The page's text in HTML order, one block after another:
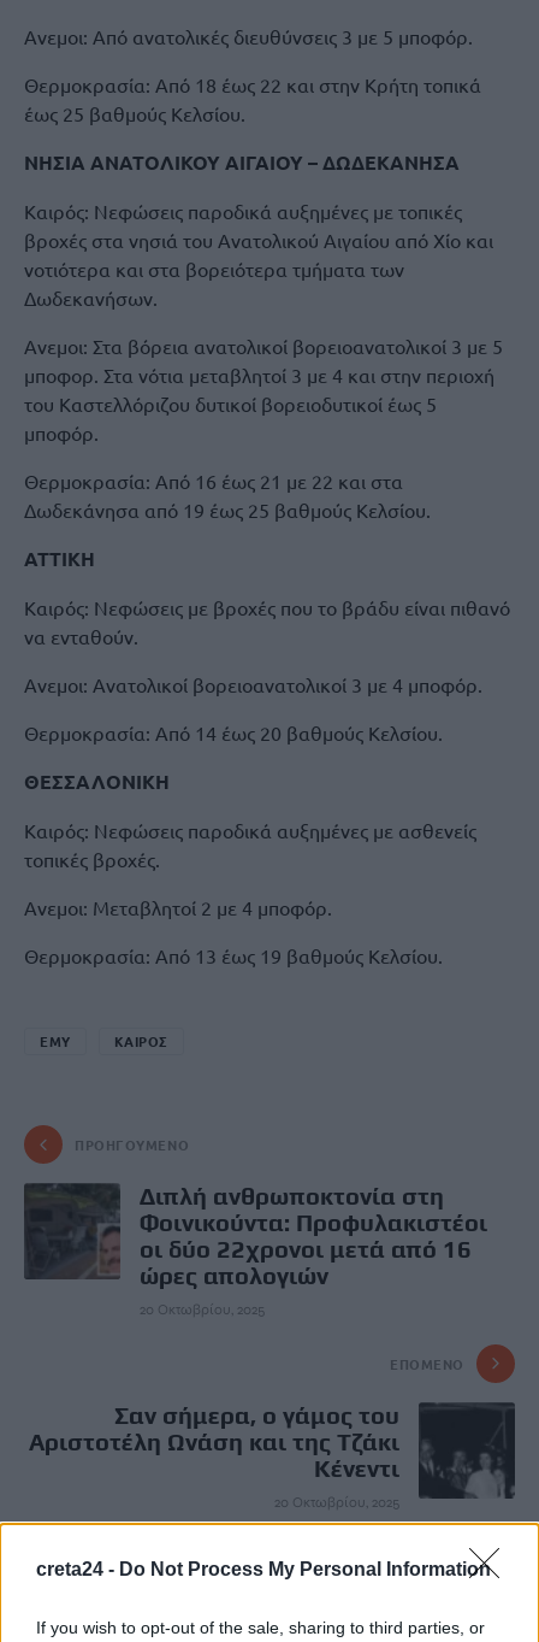
creta24 - Do Not Process My Personal Information
If you wish to opt-out of the sale, sharing to third parties, or
Ανεμοι: Από ανατολικές διευθύνσεις 3 με 5 μποφόρ.
Θερμοκρασία: Από 18 έως 22 και στην Κρήτη τοπικά
έως 25 βαθμούς Κελσίου.
ΝΗΣΙΑ ΑΝΑΤΟΛΙΚΟΥ ΑΙΓΑΙΟΥ – ΔΩΔΕΚΑΝΗΣΑ
Καιρός: Νεφώσεις παροδικά αυξημένες με τοπικές
βροχές στα νησιά του Ανατολικού Αιγαίου από Χίο και
νοτιότερα και στα βορειότερα τμήματα των
Δωδεκανήσων.
Ανεμοι: Στα βόρεια ανατολικοί βορειοανατολικοί 3 με 5
μποφορ. Στα νότια μεταβλητοί 3 με 4 και στην περιοχή
του Καστελλόριζου δυτικοί βορειοδυτικοί έως 5
μποφόρ.
Θερμοκρασία: Από 16 έως 21 με 22 και στα
Δωδεκάνησα από 19 έως 25 βαθμούς Κελσίου.
ΑΤΤΙΚΗ
Καιρός: Νεφώσεις με βροχές που το βράδυ είναι πιθανό
να ενταθούν.
Ανεμοι: Ανατολικοί βορειοανατολικοί 3 με 4 μποφόρ.
Θερμοκρασία: Από 14 έως 20 βαθμούς Κελσίου.
ΘΕΣΣΑΛΟΝΙΚΗ
Καιρός: Νεφώσεις παροδικά αυξημένες με ασθενείς
τοπικές βροχές.
Ανεμοι: Μεταβλητοί 2 με 4 μποφόρ.
Θερμοκρασία: Από 13 έως 19 βαθμούς Κελσίου.
ΕΜΥ ΚΑΙΡΟΣ
ΠΡΟΗΓΟΎΜΕΝΟ
Διπλή ανθρωποκτονία στη
Φοινικούντα: Προφυλακιστέοι
οι δύο 22χρονοι μετά από 16
ώρες απολογιών
20 Οκτωβρίου, 2025
ΕΠΌΜΕΝΟ
Σαν σήμερα, ο γάμος του
Αριστοτέλη Ωνάση και της Τζάκι
Κένεντι
20 Οκτωβρίου, 2025
Μην χάνεις είδηση. Βάλε το
στην
Google